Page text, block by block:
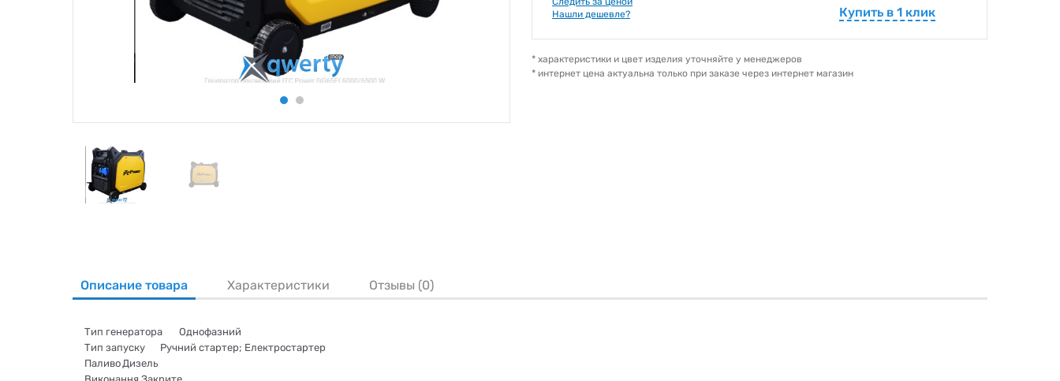
Нашли дешевле?
Купить в 1 клик
* характеристики и цвет изделия уточняйте у менеджеров
* интернет цена актуальна только при заказе через интернет магазин
Описание товара Характеристики Отзывы (0)
Тип генератора
Однофазний
Тип запуску
Ручний стартер; Електростартер
ПаливоДизель